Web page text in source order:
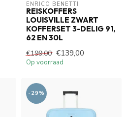
ENRICO BENETTI
REISKOFFERS
LOUISVILLE ZWART
KOFFERSET 3-DELIG 91,
62 EN 30L
€199,00 €139,00
Op voorraad
-29%